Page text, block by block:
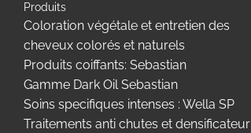
Produits
Coloration végétale et entretien des
cheveux colorés et naturels
Produits coiffants: Sebastian
Gamme Dark Oil Sebastian
Soins specifiques intenses : Wella SP
Traitements anti chutes et densificateur